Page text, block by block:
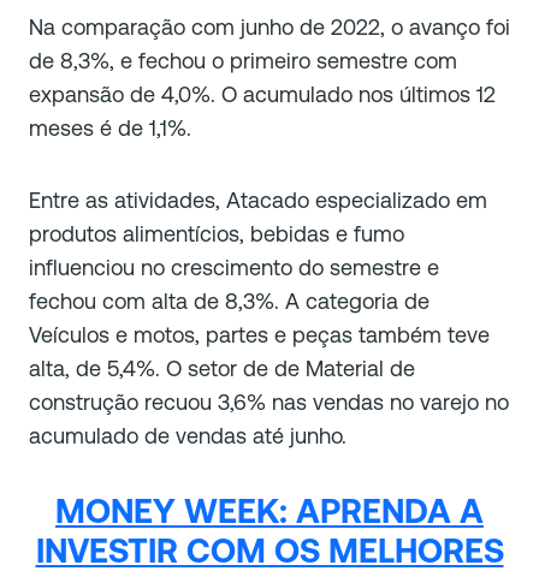
Na comparação com junho de 2022, o avanço foi
de 8,3%, e fechou o primeiro semestre com
expansão de 4,0%. O acumulado nos últimos 12
meses é de 1,1%.
Entre as atividades, Atacado especializado em
produtos alimentícios, bebidas e fumo
influenciou no crescimento do semestre e
fechou com alta de 8,3%. A categoria de
Veículos e motos, partes e peças também teve
alta, de 5,4%. O setor de de Material de
construção recuou 3,6% nas vendas no varejo no
acumulado de vendas até junho.
MONEY WEEK: APRENDA A
INVESTIR COM OS MELHORES